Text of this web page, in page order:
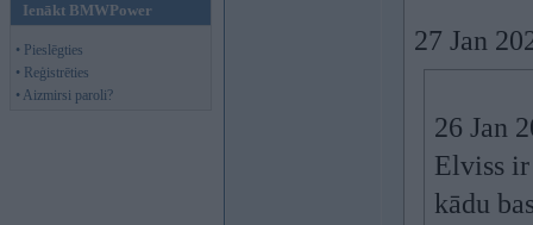
Ienākt BMWPower
• Pieslēgties
• Reģistrēties
• Aizmirsi paroli?
27 Jan
26 Jan
Elviss
kādu